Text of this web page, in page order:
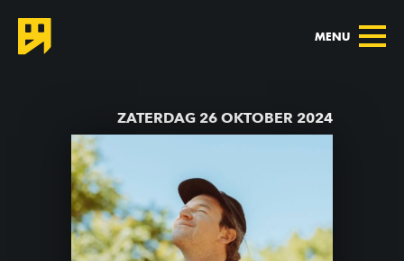
MENU
ZATERDAG 26 OKTOBER 2024